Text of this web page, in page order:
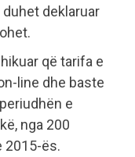
deklaruar
që tarifa e
line dhe baste
e
nga 200
2015-ës.